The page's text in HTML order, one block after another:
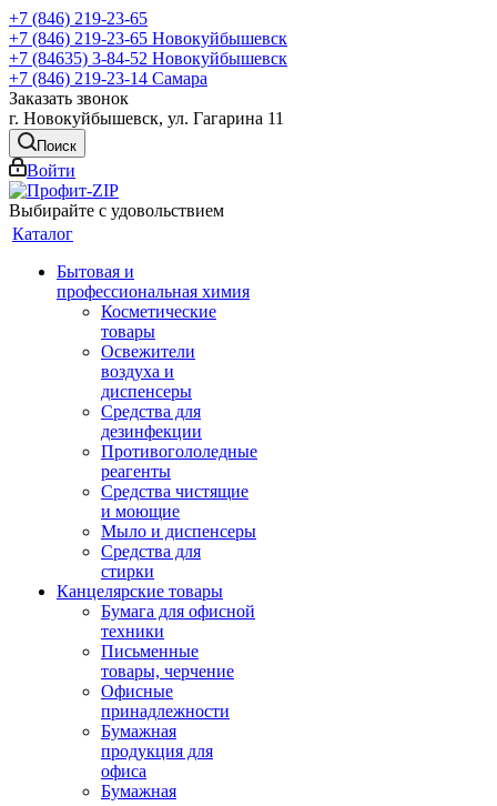
+7 (846) 219-23-65
+7 (846) 219-23-65 Новокуйбышевск
+7 (84635) 3-84-52 Новокуйбышевск
+7 (846) 219-23-14 Самара
Заказать звонок
г. Новокуйбышевск, ул. Гагарина 11
Поиск
Войти
Выбирайте с удовольствием
Каталог
Бытовая и
профессиональная химия
Косметические
товары
Освежители
воздуха и
диспенсеры
Средства для
дезинфекции
Противогололедные
реагенты
Средства чистящие
и моющие
Мыло и диспенсеры
Средства для
стирки
Канцелярские товары
Бумага для офисной
техники
Письменные
товары, черчение
Офисные
принадлежности
Бумажная
продукция для
офиса
Бумажная